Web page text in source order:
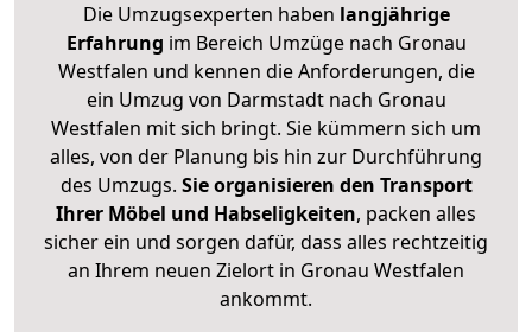
Die Umzugsexperten haben langjährige
Erfahrung im Bereich Umzüge nach Gronau
Westfalen und kennen die Anforderungen, die
ein Umzug von Darmstadt nach Gronau
Westfalen mit sich bringt. Sie kümmern sich um
alles, von der Planung bis hin zur Durchführung
des Umzugs. Sie organisieren den Transport
Ihrer Möbel und Habseligkeiten, packen alles
sicher ein und sorgen dafür, dass alles rechtzeitig
an Ihrem neuen Zielort in Gronau Westfalen
ankommt.